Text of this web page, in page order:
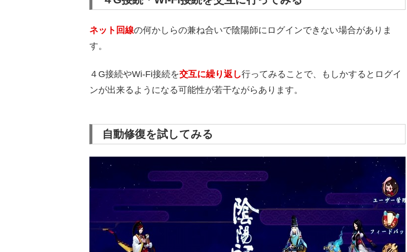
ネット回線の何かしらの兼ね合いで陰陽師にログインできない場合がありま
す。
４G接続やWi-Fi接続を交互に繰り返し行ってみることで、もしかするとログイ
ンが出来るようになる可能性が若干ながらあります。
自動修復を試してみる